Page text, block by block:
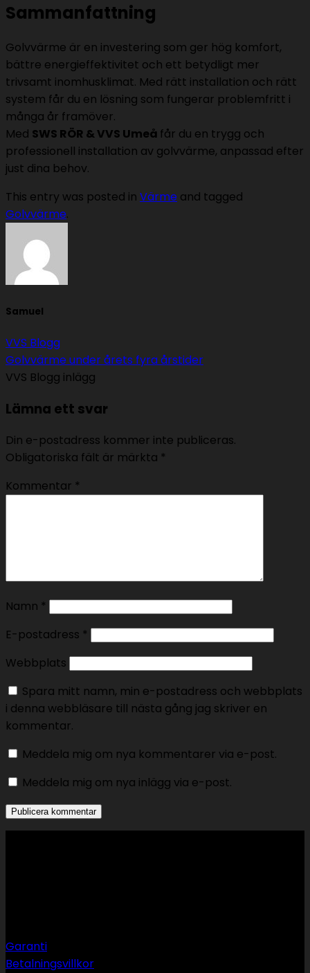
Sammanfattning
Golvvärme är en investering som ger hög komfort,
bättre energieffektivitet och ett betydligt mer
trivsamt inomhusklimat. Med rätt installation och rätt
system får du en lösning som fungerar problemfritt i
många år framöver.
Med SWS RÖR & VVS Umeå får du en trygg och
professionell installation av golvvärme, anpassad efter
just dina behov.
This entry was posted in Värme and tagged
Golvvärme.
Samuel
VVS Blogg
Golvvärme under årets fyra årstider
VVS Blogg inlägg
Lämna ett svar
Din e-postadress kommer inte publiceras.
Obligatoriska fält är märkta *
Kommentar *
Namn *
E-postadress *
Webbplats
Spara mitt namn, min e-postadress och webbplats
i denna webbläsare till nästa gång jag skriver en
kommentar.
Meddela mig om nya kommentarer via e-post.
Meddela mig om nya inlägg via e-post.
Garanti
Betalningsvillkor